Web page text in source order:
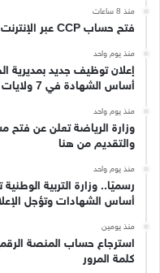
منذ 8 ساعات
فتح حساب CCP عبر الإنترنت.. إليك الخطوات والوثائق المطلوبة
منذ يوم واحد
إعلان توظيف جديد بمديرية
أساس الشهادة في 7 ولايات
منذ يوم واحد
والتقديم من هنا
منذ يوم واحد
رسميًا.. وزارة التربية
أساس الشهادات وتؤجل الإعلان
منذ يومين
استرجاع حساب المنصة
كلمة المرور